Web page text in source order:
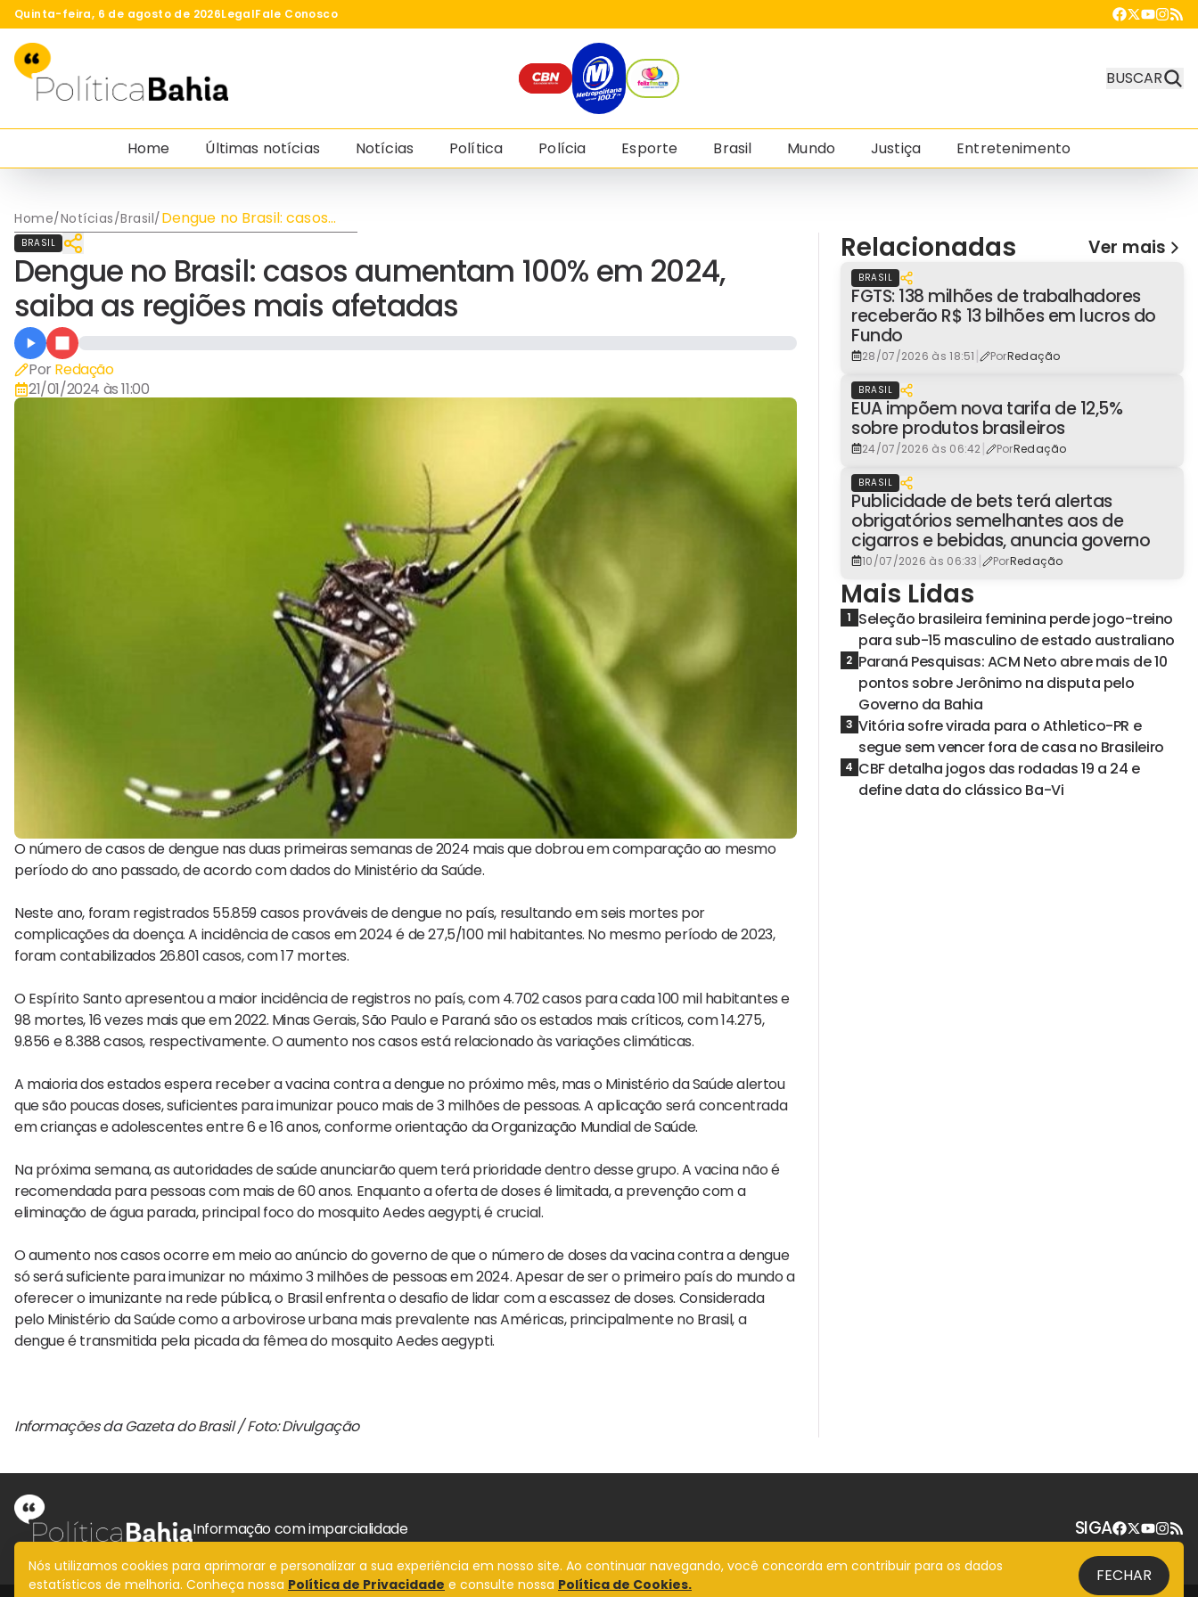
Quinta-feira, 6 de agosto de 2026LegalFale Conosco
BUSCAR
Home Últimas notícias Notícias Política Polícia Esporte Brasil Mundo Justiça Entretenimento
Home/Notícias/Brasil/Dengue no Brasil: casos
aumentam 100% em 2024,
afetadas
BRASIL
Dengue no Brasil: casos aumentam 100% em 2024,
saiba as regiões mais afetadas
Por Redação
21/01/2024 às 11:00
O número de casos de dengue nas duas primeiras semanas de 2024 mais que dobrou em comparação ao mesmo
período do ano passado, de acordo com dados do Ministério da Saúde.
Neste ano, foram registrados 55.859 casos prováveis de dengue no país, resultando em seis mortes por
complicações da doença. A incidência de casos em 2024 é de 27,5/100 mil habitantes. No mesmo período de 2023,
foram contabilizados 26.801 casos, com 17 mortes.
O Espírito Santo apresentou a maior incidência de registros no país, com 4.702 casos para cada 100 mil habitantes e
98 mortes, 16 vezes mais que em 2022. Minas Gerais, São Paulo e Paraná são os estados mais críticos, com 14.275,
9.856 e 8.388 casos, respectivamente. O aumento nos casos está relacionado às variações climáticas.
A maioria dos estados espera receber a vacina contra a dengue no próximo mês, mas o Ministério da Saúde alertou
que são poucas doses, suficientes para imunizar pouco mais de 3 milhões de pessoas. A aplicação será concentrada
em crianças e adolescentes entre 6 e 16 anos, conforme orientação da Organização Mundial de Saúde.
Na próxima semana, as autoridades de saúde anunciarão quem terá prioridade dentro desse grupo. A vacina não é
recomendada para pessoas com mais de 60 anos. Enquanto a oferta de doses é limitada, a prevenção com a
eliminação de água parada, principal foco do mosquito Aedes aegypti, é crucial.
O aumento nos casos ocorre em meio ao anúncio do governo de que o número de doses da vacina contra a dengue
só será suficiente para imunizar no máximo 3 milhões de pessoas em 2024. Apesar de ser o primeiro país do mundo a
oferecer o imunizante na rede pública, o Brasil enfrenta o desafio de lidar com a escassez de doses. Considerada
pelo Ministério da Saúde como a arbovirose urbana mais prevalente nas Américas, principalmente no Brasil, a
dengue é transmitida pela picada da fêmea do mosquito Aedes aegypti.
Informações da Gazeta do Brasil / Foto: Divulgação
Relacionadas Ver mais
BRASIL
FGTS: 138 milhões de trabalhadores
receberão R$ 13 bilhões em lucros do
Fundo
28/07/2026 às 18:51 | PorRedação
BRASIL
EUA impõem nova tarifa de 12,5%
sobre produtos brasileiros
24/07/2026 às 06:42| PorRedação
BRASIL
Publicidade de bets terá alertas
obrigatórios semelhantes aos de
cigarros e bebidas, anuncia governo
10/07/2026 às 06:33 | PorRedação
Mais Lidas
1 Seleção brasileira feminina perde jogo-treino
para sub-15 masculino de estado australiano
2 Paraná Pesquisas: ACM Neto abre mais de 10
pontos sobre Jerônimo na disputa pelo
Governo da Bahia
3 Vitória sofre virada para o Athletico-PR e
segue sem vencer fora de casa no Brasileiro
4 CBF detalha jogos das rodadas 19 a 24 e
define data do clássico Ba-Vi
Informação com imparcialidade SIGA
Nós utilizamos cookies para aprimorar e personalizar a sua experiência em nosso site. Ao continuar navegando, você concorda em contribuir para os dados
estatísticos de melhoria. Conheça nossa Política de Privacidade e consulte nossa Política de Cookies. FECHAR